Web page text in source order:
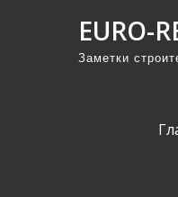
EURO-
Заметки